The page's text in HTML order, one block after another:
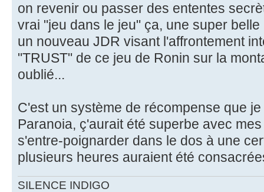
on revenir ou passer des ententes
vrai "jeu dans le jeu" ça, une super
un nouveau JDR visant l'affrontement
"TRUST" de ce jeu de Ronin sur la
oublié...
C'est un système de récompense que
Paranoia, ç'aurait été superbe avec
s'entre-poignarder dans le dos à une
plusieurs heures auraient été
SILENCE INDIGO